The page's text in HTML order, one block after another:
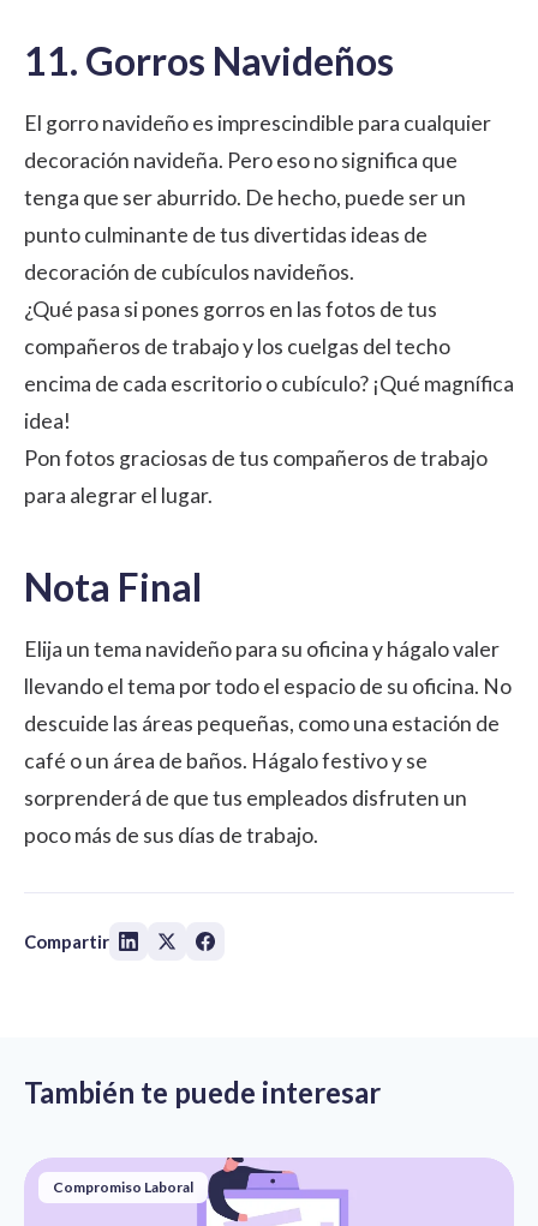
11. Gorros Navideños
El gorro navideño es imprescindible para cualquier
decoración navideña. Pero eso no significa que
tenga que ser aburrido. De hecho, puede ser un
punto culminante de tus divertidas ideas de
decoración de cubículos navideños.
¿Qué pasa si pones gorros en las fotos de tus
compañeros de trabajo y los cuelgas del techo
encima de cada escritorio o cubículo? ¡Qué magnífica
idea!
Pon fotos graciosas de tus compañeros de trabajo
para alegrar el lugar.
Nota Final
Elija un tema navideño para su oficina y hágalo valer
llevando el tema por todo el espacio de su oficina. No
descuide las áreas pequeñas, como una estación de
café o un área de baños. Hágalo festivo y se
sorprenderá de que tus empleados disfruten un
poco más de sus días de trabajo.
Compartir
También te puede interesar
Compromiso Laboral